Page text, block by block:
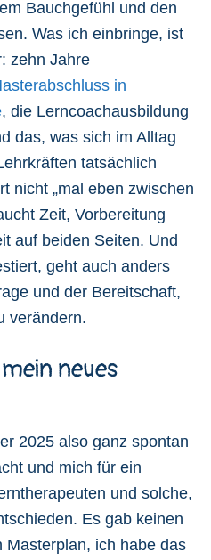
Bauchgefühl und den
Was ich einbringe, ist
zehn Jahre
in
, die Lerncoachausbildung
das, was sich im Alltag
tatsächlich
nicht „mal eben zwischen
Zeit, Vorbereitung
auf beiden Seiten. Und
geht auch anders
und der Bereitschaft,
verändern.
neues
2025 also ganz spontan
und mich für ein
und solche,
Es gab keinen
Masterplan, ich habe das